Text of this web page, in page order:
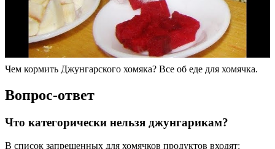
Чем кормить Джунгарского хомяка? Все об еде для хомячка.
Вопрос-ответ
Что категорически нельзя джунгарикам?
В список запрещенных для хомячков продуктов входят: